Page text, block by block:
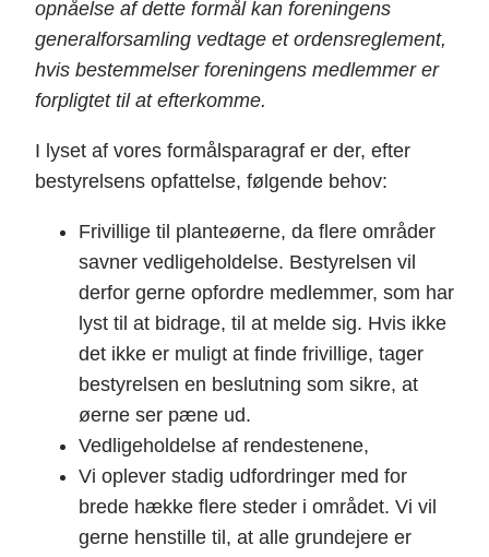
opnåelse af dette formål kan foreningens
generalforsamling vedtage et ordensreglement,
hvis bestemmelser foreningens medlemmer er
forpligtet til at efterkomme.
I lyset af vores formålsparagraf er der, efter
bestyrelsens opfattelse, følgende behov:
Frivillige til planteøerne, da flere områder
savner vedligeholdelse. Bestyrelsen vil
derfor gerne opfordre medlemmer, som har
lyst til at bidrage, til at melde sig. Hvis ikke
det ikke er muligt at finde frivillige, tager
bestyrelsen en beslutning som sikre, at
øerne ser pæne ud.
Vedligeholdelse af rendestenene,
Vi oplever stadig udfordringer med for
brede hække flere steder i området. Vi vil
gerne henstille til, at alle grundejere er